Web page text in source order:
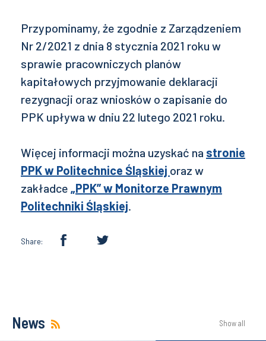
Przypominamy, że zgodnie z Zarządzeniem
Nr 2/2021 z dnia 8 stycznia 2021 roku w
sprawie pracowniczych planów
kapitałowych przyjmowanie deklaracji
rezygnacji oraz wniosków o zapisanie do
PPK upływa w dniu 22 lutego 2021 roku.
Więcej informacji można uzyskać na stronie
PPK w Politechnice Śląskiej oraz w
zakładce „PPK” w Monitorze Prawnym
Politechniki Śląskiej.
Share:
News Show all